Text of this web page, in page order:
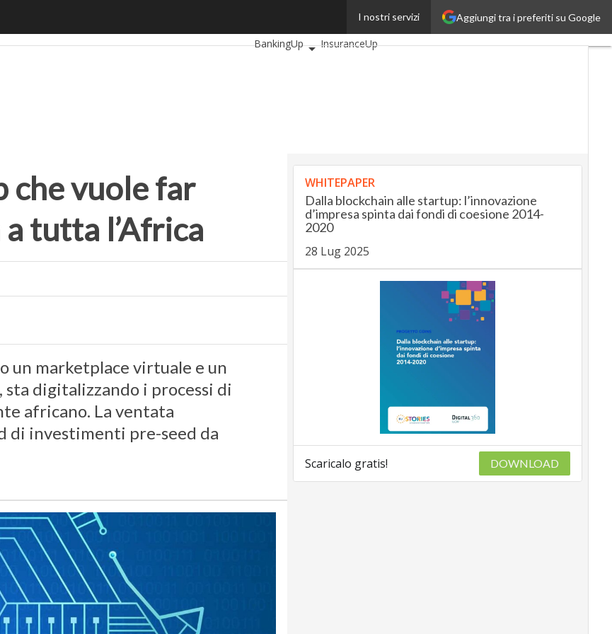
Aggiungi tra i preferiti su Google
I nostri servizi
AutomotiveUp
BankingUp
InsuranceUp
che vuole far
tutta l’Africa
un marketplace virtuale e un
sta digitalizzando i processi di
africano. La ventata
di investimenti pre-seed da
WHITEPAPER
Dalla blockchain alle startup: l’innovazione
d’impresa spinta dai fondi di coesione 2014-
2020
28 Lug 2025
Scaricalo gratis! DOWNLOAD